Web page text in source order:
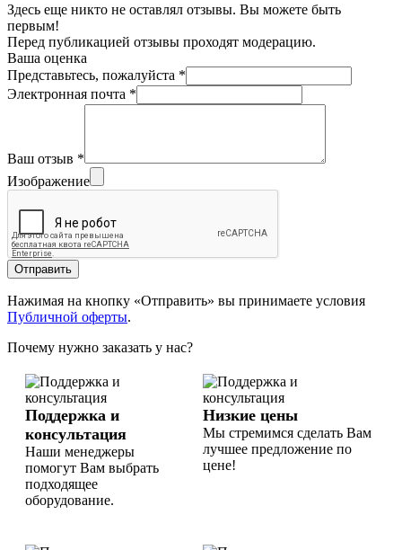
Здесь еще никто не оставлял отзывы. Вы можете быть
первым!
Перед публикацией отзывы проходят модерацию.
Ваша оценка
Представьтесь, пожалуйста *
Электронная почта *
Ваш отзыв *
Изображение
Отправить
Нажимая на кнопку «Отправить» вы принимаете условия
Публичной оферты.
Почему нужно заказать у нас?
Поддержка и
консультация
Наши менеджеры
помогут Вам выбрать
подходящее
оборудование.
Низкие цены
Мы стремимся сделать Вам
лучшее предложение по
цене!